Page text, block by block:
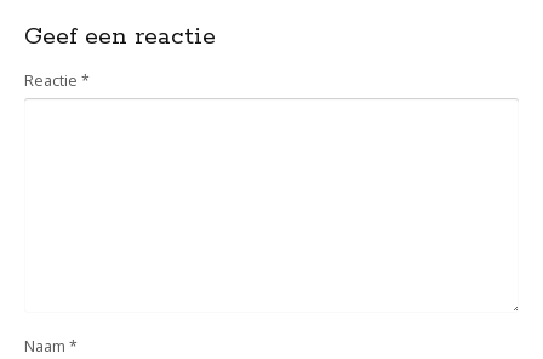
Geef een reactie
Reactie *
Naam *